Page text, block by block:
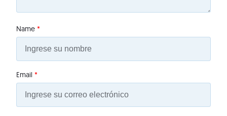
Name *
Email *